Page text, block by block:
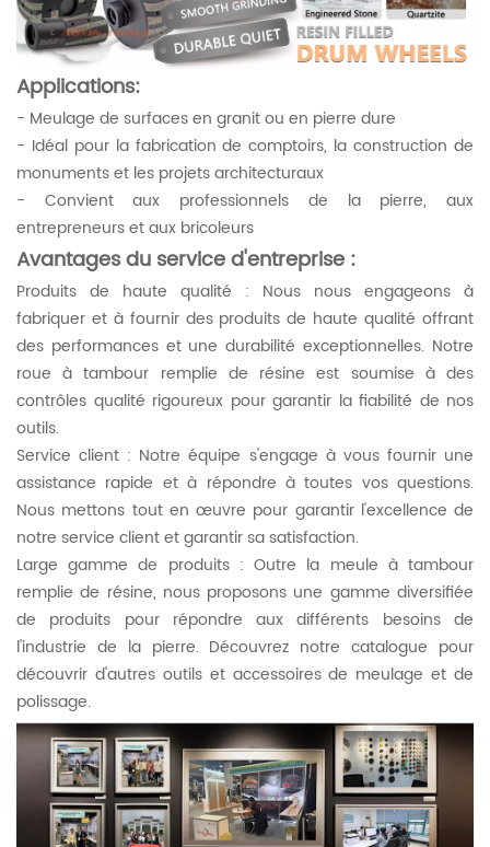
Applications:
- Meulage de surfaces en granit ou en pierre dure
- Idéal pour la fabrication de comptoirs, la construction de
monuments et les projets architecturaux
- Convient aux professionnels de la pierre, aux
entrepreneurs et aux bricoleurs
Avantages du service d'entreprise :
Produits de haute qualité : Nous nous engageons à
fabriquer et à fournir des produits de haute qualité offrant
des performances et une durabilité exceptionnelles. Notre
roue à tambour remplie de résine est soumise à des
contrôles qualité rigoureux pour garantir la fiabilité de nos
outils.
Service client : Notre équipe s'engage à vous fournir une
assistance rapide et à répondre à toutes vos questions.
Nous mettons tout en œuvre pour garantir l'excellence de
notre service client et garantir sa satisfaction.
Large gamme de produits : Outre la meule à tambour
remplie de résine, nous proposons une gamme diversifiée
de produits pour répondre aux différents besoins de
l'industrie de la pierre. Découvrez notre catalogue pour
découvrir d'autres outils et accessoires de meulage et de
polissage.